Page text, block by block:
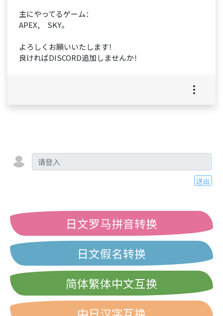
主にやってるゲーム：
APEX, SKY。
よろしくお願いいたします！
良ければDISCORD追加しませんか！
送出
日文罗马拼音转换
日文假名转换
简体繁体中文互换